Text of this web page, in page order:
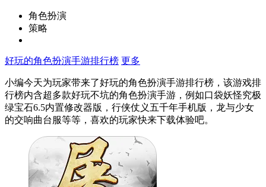
角色扮演
策略
好玩的角色扮演手游排行榜 更多
小编今天为玩家带来了好玩的角色扮演手游排行榜，该游戏排
行榜内含超多款好玩不坑的角色扮演手游，例如口袋妖怪究极
绿宝石6.5内置修改器版，行侠仗义五千年手机版，龙与少女
的交响曲台服等等，喜欢的玩家快来下载体验吧。